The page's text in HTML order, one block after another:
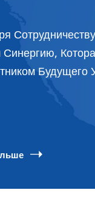
Будущего